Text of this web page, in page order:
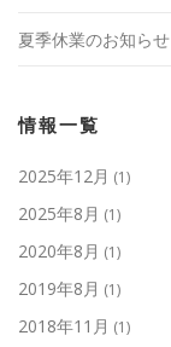
夏季休業のお知らせ
情報一覧
2025年12月 (1)
2025年8月 (1)
2020年8月 (1)
2019年8月 (1)
2018年11月 (1)